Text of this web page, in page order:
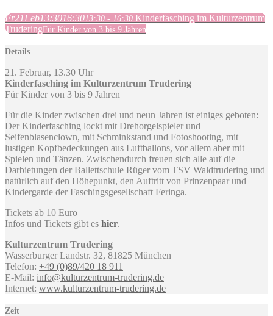
Fr21Feb13:3016:3013:30 - 16:30 Kinderfasching im Kulturzentrum
TruderingFür Kinder von 3 bis 9 Jahren
Details
21. Februar, 13.30 Uhr
Kinderfasching im Kulturzentrum Trudering
Für Kinder von 3 bis 9 Jahren
Für die Kinder zwischen drei und neun Jahren ist einiges geboten:
Der Kinderfasching lockt mit Drehorgelspieler und
Seifenblasenclown, mit Schminkstand und Fotoshooting, mit
lustigen Kopfbedeckungen aus Luftballons, vor allem aber mit
Spielen und Tänzen. Zwischendurch freuen sich alle auf die
Darbietungen der Ballettschule Rüger vom TSV Waldtrudering und
natürlich auf den Höhepunkt, den Auftritt von Prinzenpaar und
Kindergarde der Faschingsgesellschaft Feringa.
Tickets ab 10 Euro
Infos und Tickets gibt es hier.
Kulturzentrum Trudering
Wasserburger Landstr. 32, 81825 München
Telefon: +49 (0)89/420 18 911
E-Mail: info@kulturzentrum-trudering.de
Internet: www.kulturzentrum-trudering.de
Zeit